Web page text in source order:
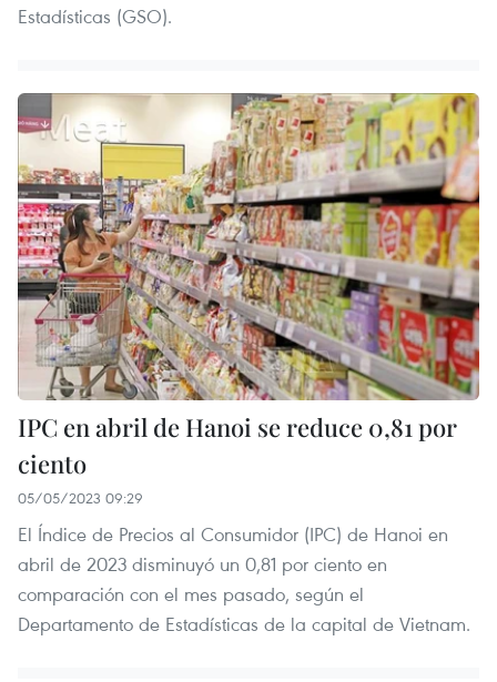
Estadísticas (GSO).
IPC en abril de Hanoi se reduce 0,81 por
ciento
05/05/2023 09:29
El Índice de Precios al Consumidor (IPC) de Hanoi en
abril de 2023 disminuyó un 0,81 por ciento en
comparación con el mes pasado, según el
Departamento de Estadísticas de la capital de Vietnam.